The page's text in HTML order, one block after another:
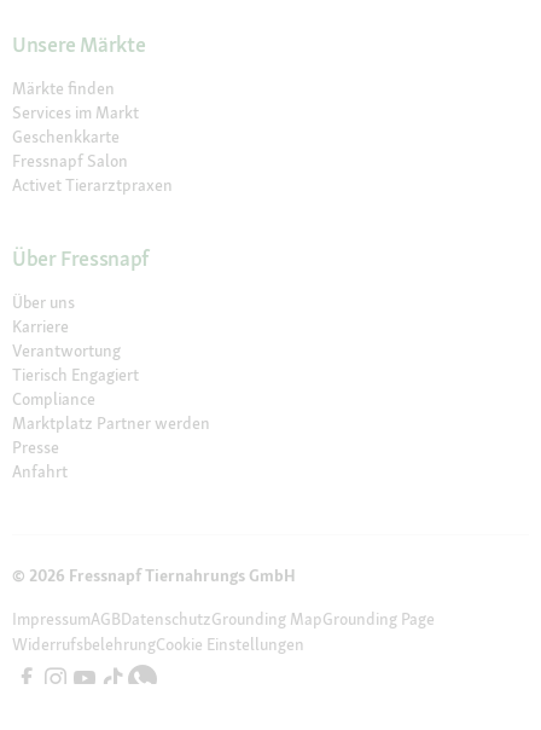
Unsere Märkte
Märkte finden
Services im Markt
Geschenkkarte
Fressnapf Salon
Activet Tierarztpraxen
Über Fressnapf
Über uns
Karriere
Verantwortung
Tierisch Engagiert
Compliance
Marktplatz Partner werden
Presse
Anfahrt
© 2026 Fressnapf Tiernahrungs GmbH
ImpressumAGBDatenschutzGrounding MapGrounding Page
WiderrufsbelehrungCookie Einstellungen